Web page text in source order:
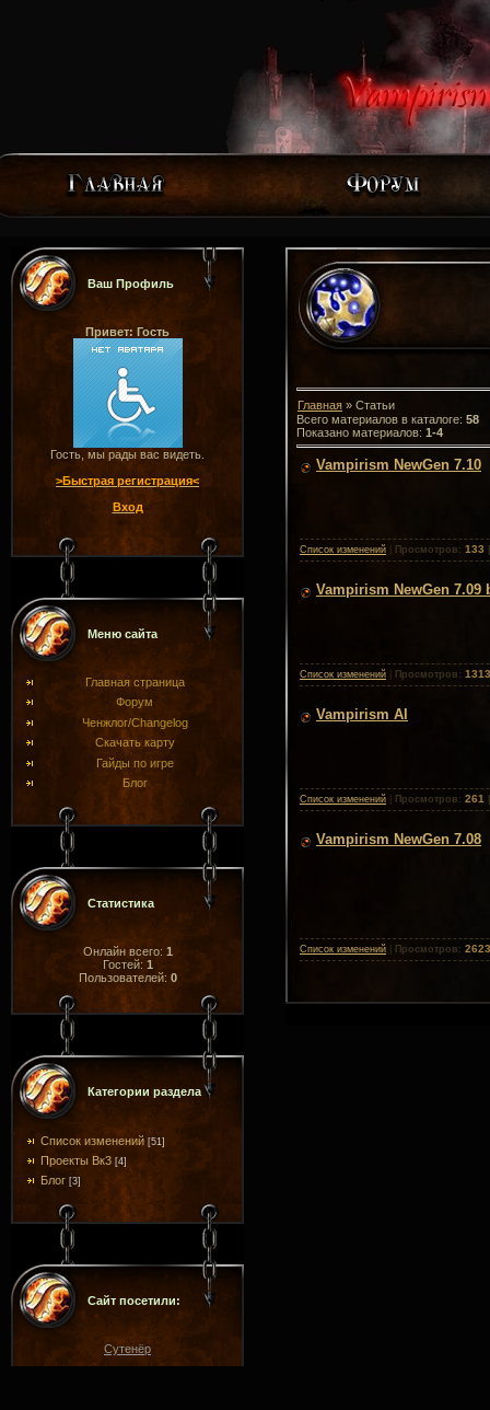
Ваш Профиль
Привет: Гость
Гость, мы рады вас видеть.
>Быстрая регистрация<
Вход
Меню сайта
Главная страница
Форум
Ченжлог/Changelog
Скачать карту
Гайды по игре
Блог
Статистика
Онлайн всего: 1
Гостей: 1
Пользователей: 0
Категории раздела
Список изменений [51]
Проекты Вк3 [4]
Блог [3]
Сайт посетили:
Сутенёр
Главная » Статьи
Всего материалов в каталоге: 58
Показано материалов: 1-4
Vampirism NewGen 7.10
Список изменений Просмотров: 133
Vampirism NewGen 7.09
Список изменений Просмотров: 1313
Vampirism AI
Список изменений Просмотров: 261
Vampirism NewGen 7.08
Список изменений Просмотров: 2623